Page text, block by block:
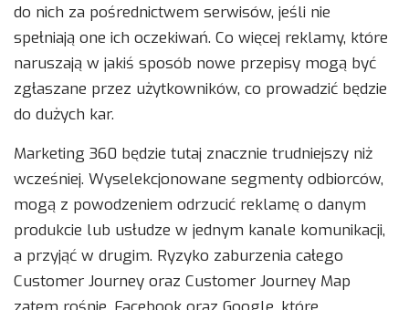
do nich za pośrednictwem serwisów, jeśli nie
spełniają one ich oczekiwań. Co więcej reklamy, które
naruszają w jakiś sposób nowe przepisy mogą być
zgłaszane przez użytkowników, co prowadzić będzie
do dużych kar.
Marketing 360 będzie tutaj znacznie trudniejszy niż
wcześniej. Wyselekcjonowane segmenty odbiorców,
mogą z powodzeniem odrzucić reklamę o danym
produkcie lub usłudze w jednym kanale komunikacji,
a przyjąć w drugim. Ryzyko zaburzenia całego
Customer Journey oraz Customer Journey Map